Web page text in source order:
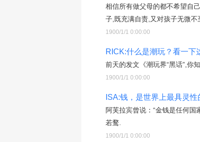
相信所有做父母的都不希望自
子,既充满自责,又对孩子无微不
1900/1/1 0:00:00
RICK:什么是潮玩？看一下
前天的发文《潮玩界“黑话”,你
1900/1/1 0:00:00
ISA:钱，是世界上最具灵性
阿芙拉宾曾说：“金钱是任何
若鹜.
1900/1/1 0:00:00